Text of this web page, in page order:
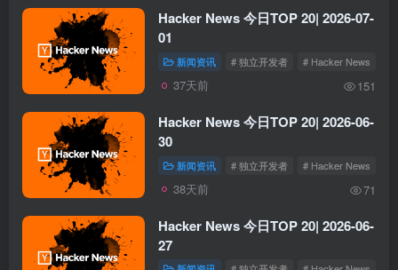
Hacker News 今日TOP 20| 2026-07-
01
新闻资讯 # 独立开发者 # Hacker News
37天前 151
Hacker News 今日TOP 20| 2026-06-
30
新闻资讯 # 独立开发者 # Hacker News
38天前 71
Hacker News 今日TOP 20| 2026-06-
27